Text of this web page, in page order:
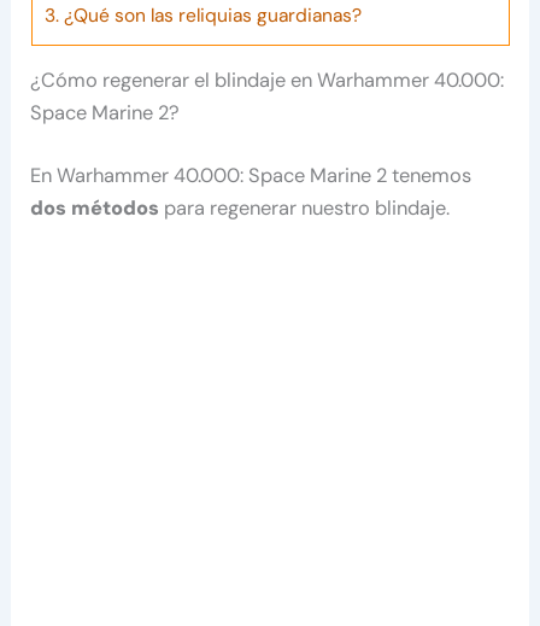
3.¿Qué son las reliquias guardianas?
¿Cómo regenerar el blindaje en Warhammer 40.000:
Space Marine 2?
En Warhammer 40.000: Space Marine 2 tenemos
dos métodos para regenerar nuestro blindaje.